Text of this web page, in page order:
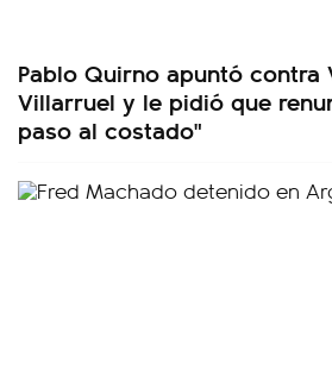
Pablo Quirno apuntó contra
Villarruel y le pidió que
paso al costado"